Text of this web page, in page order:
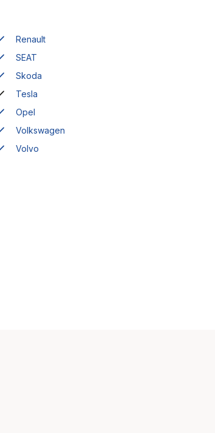
Renault
SEAT
Skoda
Tesla
Opel
Volkswagen
Volvo